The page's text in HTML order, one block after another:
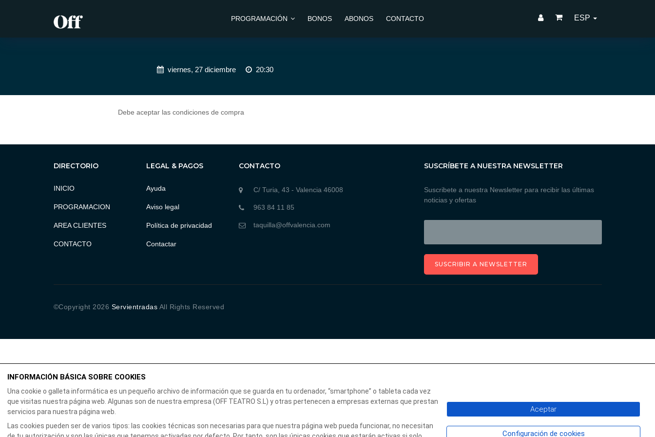
PROGRAMACIÓN BONOS ABONOS CONTACTO ESP
viernes, 27 diciembre 20:30
Debe aceptar las condiciones de compra
DIRECTORIO
INICIO
PROGRAMACION
AREA CLIENTES
CONTACTO
LEGAL & PAGOS
Ayuda
Aviso legal
Política de privacidad
Contactar
CONTACTO
C/ Turia, 43 - Valencia 46008
963 84 11 85
taquilla@offvalencia.com
SUSCRÍBETE A NUESTRA NEWSLETTER
Suscribete a nuestra Newsletter para recibir las últimas
noticias y ofertas
SUSCRIBIR A NEWSLETTER
©Copyright 2026 Servientradas All Rights Reserved
INFORMACIÓN BÁSICA SOBRE COOKIES
Una cookie o galleta informática es un pequeño archivo de información que se guarda en tu ordenador, “smartphone” o tableta cada vez
que visitas nuestra página web. Algunas son de nuestra empresa (OFF TEATRO S.L) y otras pertenecen a empresas externas que prestan
servicios para nuestra página web.
Las cookies pueden ser de varios tipos: las cookies técnicas son necesarias para que nuestra página web pueda funcionar, no necesitan
Aceptar
Configuración de cookies